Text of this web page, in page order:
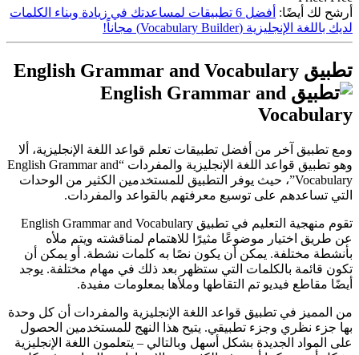
أرشح لك أيضًا:
أفضل 6 تطبيقات لمساعدتك في زيادة وبناء الكلمات
لديك باللغة الإنجليزية (Vocabulary Builder) مجاناً!
تطبيق English Grammar and Vocabulary
ومع تطبيق آخر من أفضل تطبيقات تعلم قواعد اللغة الإنجليزية، ألا
وهو تطبيق قواعد اللغة الإنجليزية والمفردات “English Grammar and
Vocabulary”، حيث يوفر التطبيق للمستخدمين الكثير من الوحدات
التي تساعدهم على توسيع معرفتهم بالقواعد والمفردات.
تقوم منهجية التعليم في تطبيق English Grammar and Vocabulary
عن طريق اختيار موضوعًا مثيرًا للاهتمام لمناقشته ويتم ملأه
بأنشطة مختلفة. يمكن أن يكون نصًا به كلمات نشطة. أو يمكن أن
تكون قائمة بالكلمات التي ستظهر بعد ذلك في مهام مختلفة. يوجد
أيضًا مقاطع فيديو تم التقاطها وملأها بمعلومات مفيدة.
من المميز في تطبيق قواعد اللغة الإنجليزية والمفردات أن كل وحدة
بها جزء نظري وجزء تطبيقي. يتيح هذا النهج للمستخدمين الحصول
على المواد الجديدة بشكل أسهل وبالتالي – يتعلمون اللغة الإنجليزية